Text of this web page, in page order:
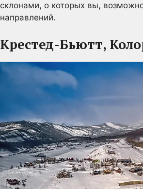
склонами, о которых вы,
направлений.
Крестед-Бьютт,